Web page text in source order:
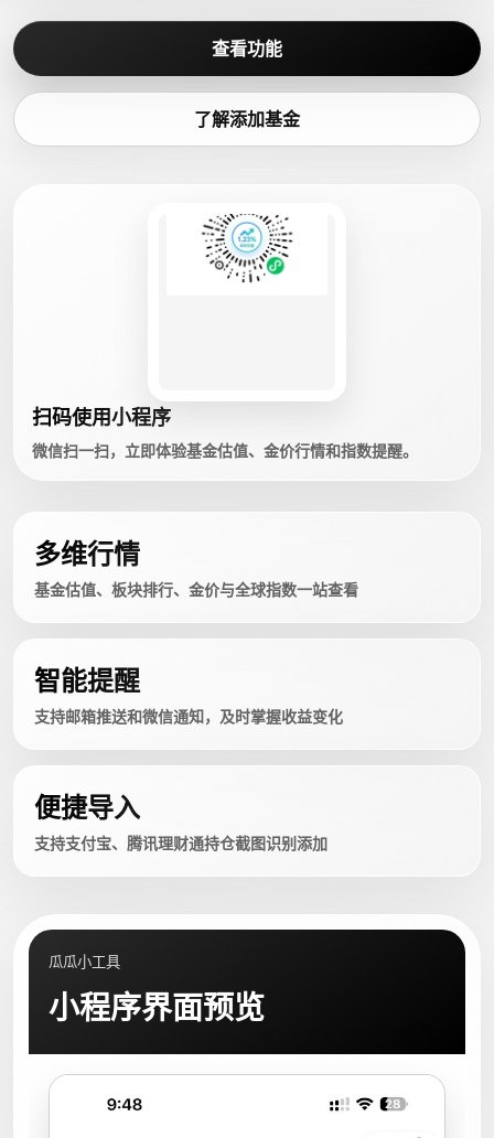
查看功能
了解添加基金
扫码使用小程序
微信扫一扫，立即体验基金估值、金价行情和指数提醒。
多维行情
基金估值、板块排行、金价与全球指数一站查看
智能提醒
支持邮箱推送和微信通知，及时掌握收益变化
便捷导入
支持支付宝、腾讯理财通持仓截图识别添加
瓜瓜小工具
小程序界面预览